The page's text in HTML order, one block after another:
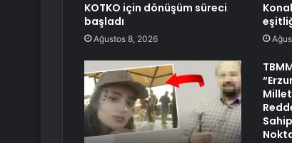
KOTKO için dönüşüm süreci
başladı
Ağustos 8, 2026